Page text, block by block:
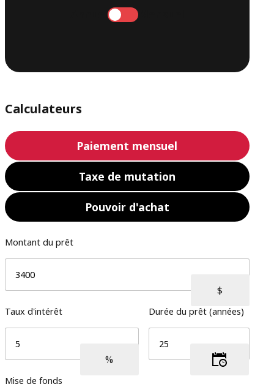
Mensuel
Calculateurs
Paiement mensuel
Taxe de mutation
Pouvoir d'achat
Montant du prêt
Taux d'intérêt Durée du prêt (années)
Mise de fonds